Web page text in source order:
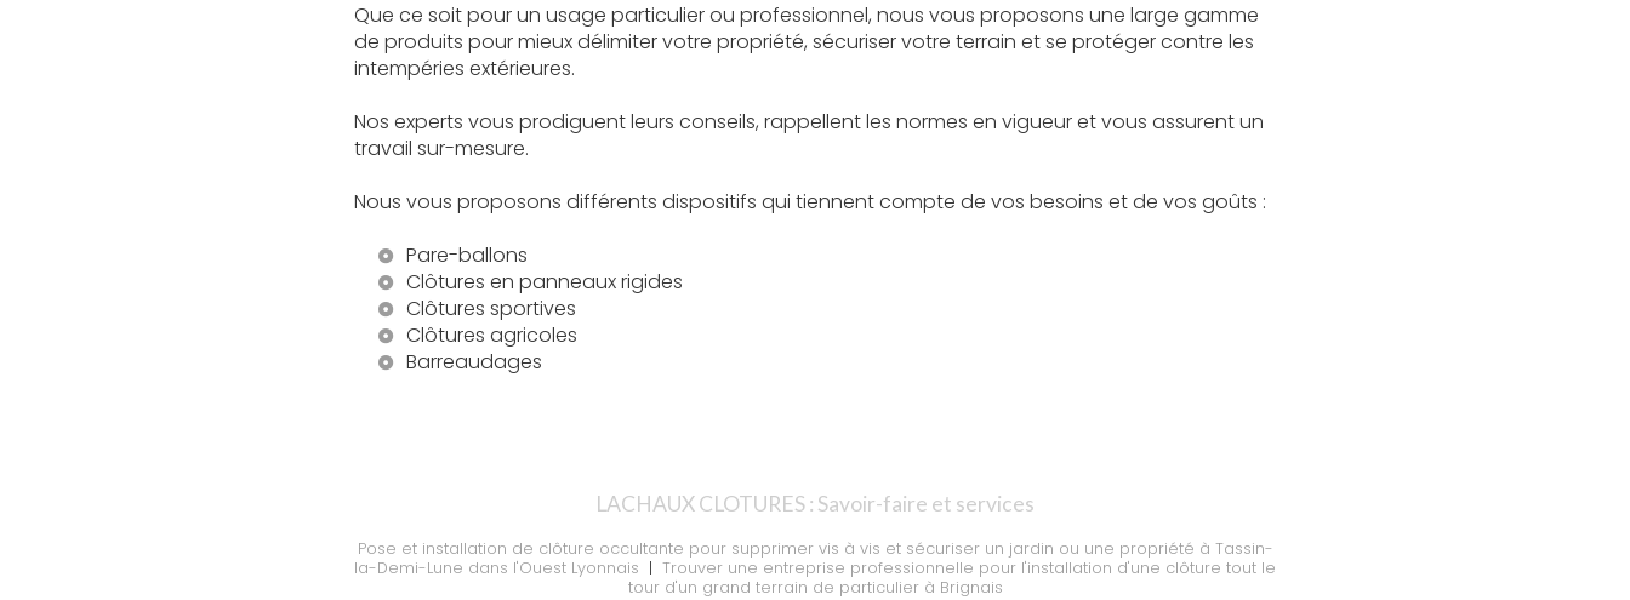
Que ce soit pour un usage particulier ou professionnel, nous vous proposons une large gamme
de produits pour mieux délimiter votre propriété, sécuriser votre terrain et se protéger contre les
intempéries extérieures.
Nos experts vous prodiguent leurs conseils, rappellent les normes en vigueur et vous assurent un
travail sur-mesure.
Nous vous proposons différents dispositifs qui tiennent compte de vos besoins et de vos goûts :
Pare-ballons
Clôtures en panneaux rigides
Clôtures sportives
Clôtures agricoles
Barreaudages
LACHAUX CLOTURES : Savoir-faire et services
Pose et installation de clôture occultante pour supprimer vis à vis et sécuriser un jardin ou une propriété à Tassin-
la-Demi-Lune dans l'Ouest Lyonnais | Trouver une entreprise professionnelle pour l'installation d'une clôture tout le
tour d'un grand terrain de particulier à Brignais